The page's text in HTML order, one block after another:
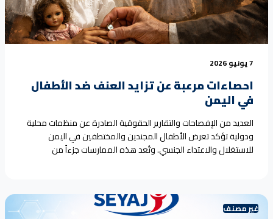
7 يونيو 2026
احصاءات مرعبة عن تزايد العنف ضد الأطفال
في اليمن
العديد من الإفصاحات والتقارير الحقوقية الصادرة عن منظمات محلية
ودولية تؤكد تعرض الأطفال المجندين والمختطفين في اليمن
للاستغلال والاعتداء الجنسي. وتُعد هذه الممارسات جزءاً من
href="https://seyaj.org/%d9%85%d9%84%d8%ad%d9%82-
غير مصنف